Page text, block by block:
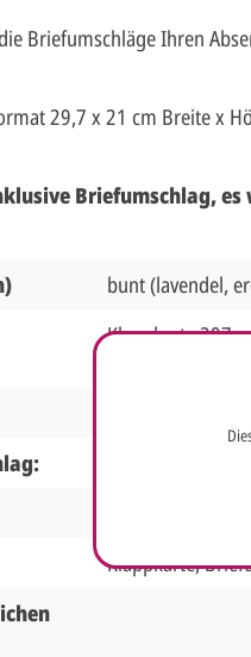
Briefumschläge Ihren
29,7 x 21 cm Breite x
Briefumschlag,
bunt (lavendel,
Klappkarte 297
Ja, inklusive
Klappkarte,